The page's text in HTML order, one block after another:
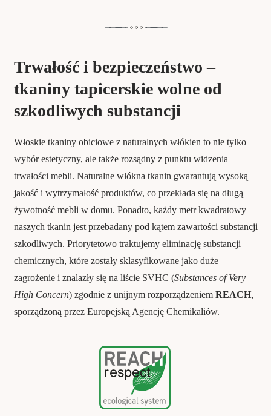
Trwałość i bezpieczeństwo –
tkaniny tapicerskie wolne od
szkodliwych substancji
Włoskie tkaniny obiciowe z naturalnych włókien to nie tylko
wybór estetyczny, ale także rozsądny z punktu widzenia
trwałości mebli. Naturalne włókna tkanin gwarantują wysoką
jakość i wytrzymałość produktów, co przekłada się na długą
żywotność mebli w domu. Ponadto, każdy metr kwadratowy
naszych tkanin jest przebadany pod kątem zawartości substancji
szkodliwych. Priorytetowo traktujemy eliminację substancji
chemicznych, które zostały sklasyfikowane jako duże
zagrożenie i znalazły się na liście SVHC (Substances of Very
High Concern) zgodnie z unijnym rozporządzeniem REACH,
sporządzoną przez Europejską Agencję Chemikaliów.